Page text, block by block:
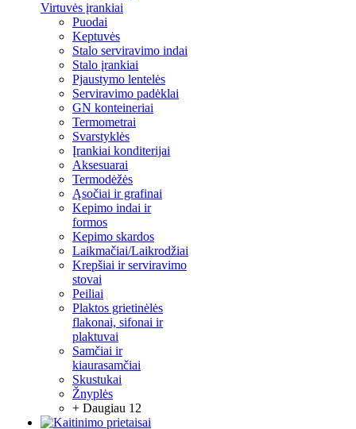
Virtuvės įrankiai
Puodai
Keptuvės
Stalo serviravimo indai
Stalo įrankiai
Pjaustymo lentelės
Serviravimo padėklai
GN konteineriai
Termometrai
Svarstyklės
Įrankiai konditerijai
Aksesuarai
Termodėžės
Ąsočiai ir grafinai
Kepimo indai ir
formos
Kepimo skardos
Laikmačiai/Laikrodžiai
Krepšiai ir serviravimo
stovai
Peiliai
Plaktos grietinėlės
flakonai, sifonai ir
plaktuvai
Samčiai ir
kiaurasamčiai
Skustukai
Žnyplės
+ Daugiau 12